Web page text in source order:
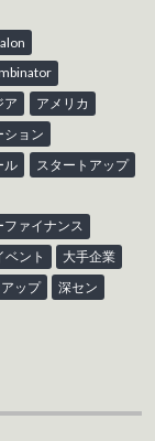
ア
アメリカ
ション
ル
スタートアップ
ファイナンス
ベント
大手企業
ップ
深セン